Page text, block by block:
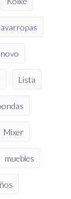
Lista
Mixer
muebles